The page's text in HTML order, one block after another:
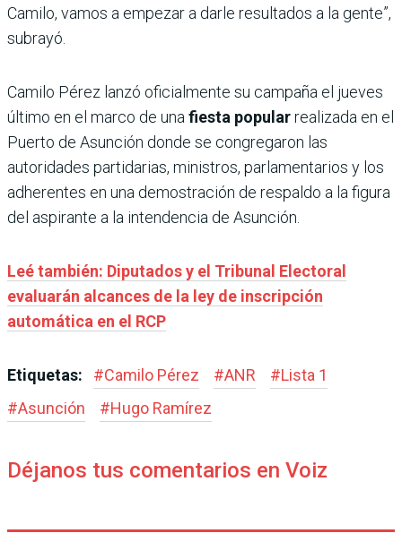
Camilo, vamos a empezar a darle resultados a la gente”,
subrayó.
Camilo Pérez lanzó oficialmente su campaña el jueves
último en el marco de una fiesta popularrealizada en el
Puerto de Asunción donde se congregaron las
autoridades partidarias, ministros, parlamentarios y los
adherentes en una demostración de respaldo a la figura
del aspirante a la intendencia de Asunción.
Leé también: Diputados y el Tribunal Electoral
evaluarán alcances de la ley de inscripción
automática en el RCP
Etiquetas: #Camilo Pérez #ANR #Lista 1
#Asunción #Hugo Ramírez
Déjanos tus comentarios en Voiz